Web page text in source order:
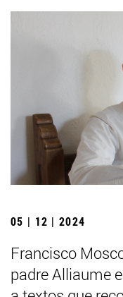
05 | 12 | 2024
Francisco
padre Alliaume